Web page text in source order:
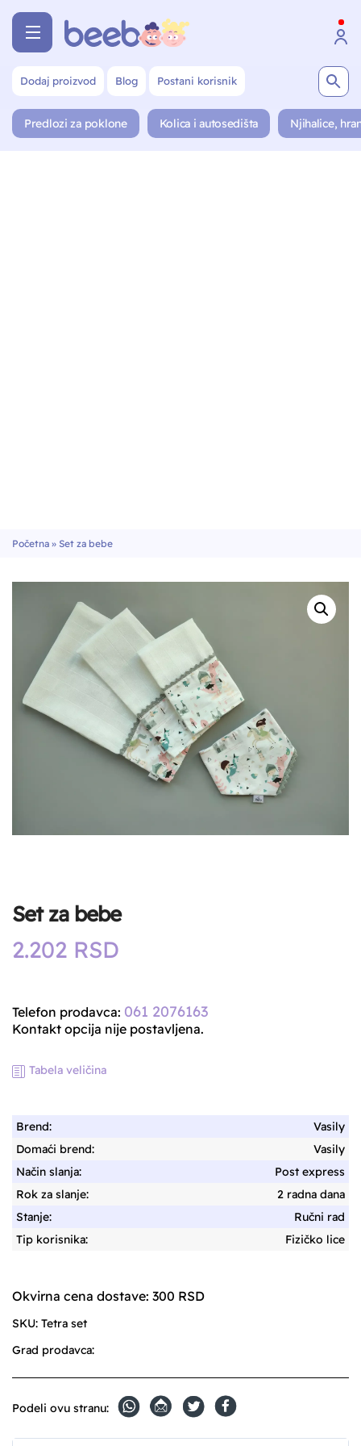
Dodaj proizvod Blog Postani korisnik
Predlozi za poklone Kolica i autosedišta Njihalice,
Početna » Set za bebe
Set za bebe
2.202 RSD
Telefon prodavca: 061 2076163
Kontakt opcija nije postavljena.
Tabela veličina
Brend:
Vasily
Domaći brend:
Vasily
Način slanja:
Post express
Rok za slanje:
2 radna dana
Stanje:
Ručni rad
Tip korisnika:
Fizičko lice
Okvirna cena dostave: 300 RSD
SKU: Tetra set
Grad prodavca:
Podeli ovu stranu: